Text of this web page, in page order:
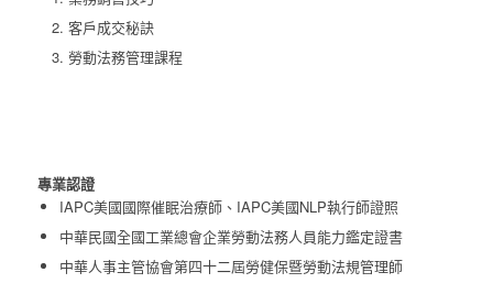
客戶成交秘訣
勞動法務管理課程​
專業認證
IAPC美國國際催眠治療師、IAPC美國NLP執行師證照​
中華民國全國工業總會企業勞動法務人員能力鑑定證書​
中華人事主管協會第四十二屆勞健保暨勞動法規管理師